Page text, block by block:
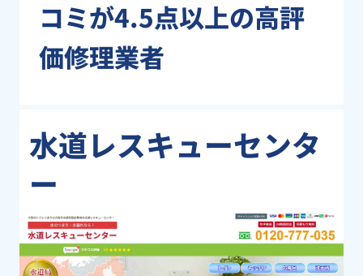
コミが4.5点以上の高評
価修理業者
水道レスキューセンタ
ー